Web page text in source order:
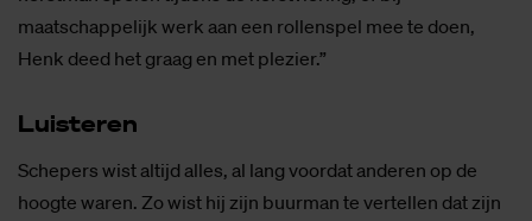
maatschappelijk werk aan een rollenspel mee te doen,
Henk deed het graag en met plezier.”
Luis­te­ren
Schepers wist altijd alles, al lang voordat anderen op de
hoogte waren. Zo wist hij zijn buurman te vertellen dat zijn